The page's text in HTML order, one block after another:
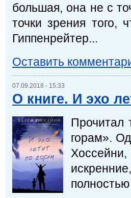
большая, она не с
точки зрения того,
Гиппенрейтер...
Оставить
07.09.2018 - 15:33
О книге. И эхо
Прочитал
горам».